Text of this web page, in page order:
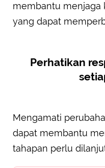
membantu menjaga
yang dapat
Perhatikan
Mengamati
dapat membantu
tahapan perlu